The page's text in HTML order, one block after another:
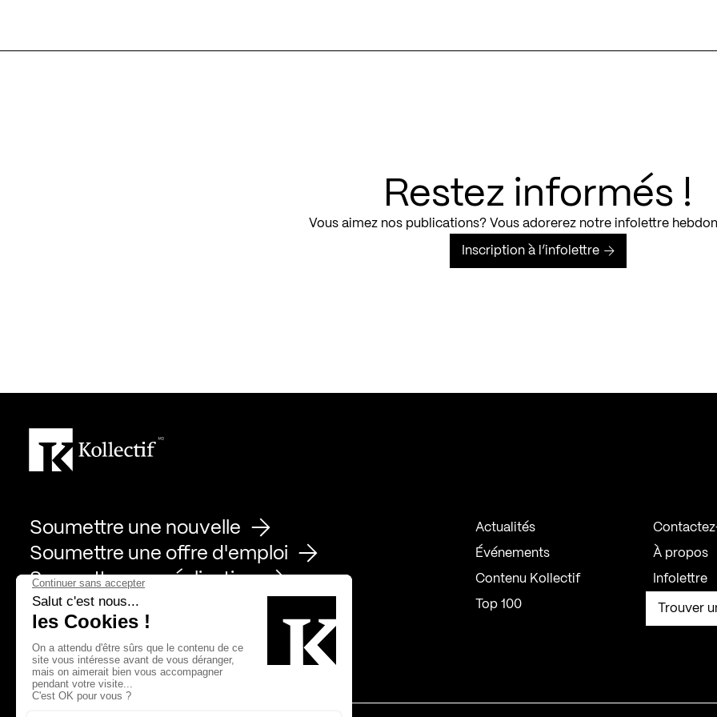
Restez informés !
Vous aimez nos publications? Vous adorerez notre infolettre
Inscription à l’infolettre
Soumettre une nouvelle
Soumettre une offre d'emploi
Soumettre une réalisation
Actualités
Événements
Contenu Kollectif
Top 100
À propos
Infolettre
Trouver
Page Facebook de Kollectif
Page Instagram de Kollectif
Page Linkedin de Kollectif